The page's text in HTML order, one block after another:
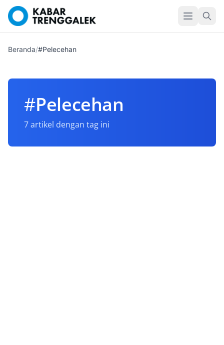
Beranda/#Pelecehan
#Pelecehan
7 artikel dengan tag ini